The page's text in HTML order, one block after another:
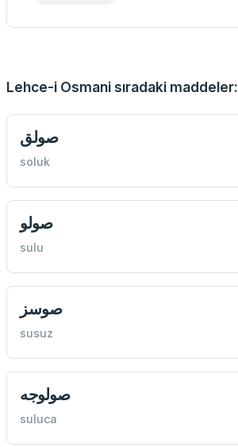
Lehce-i Osmani sıradaki maddeler:
صولق
soluk
صولو
sulu
صوسز
susuz
صولوجه
suluca